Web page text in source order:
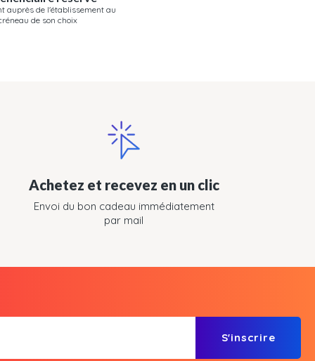
auprès de l'établissement au
de son choix
Achetez et recevez en un clic
Envoi du bon cadeau immédiatement
par mail
S'inscrire